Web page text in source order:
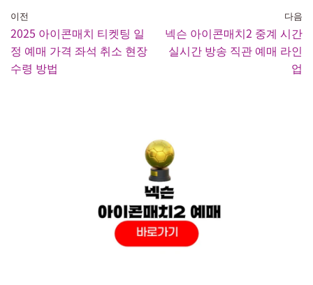
이전
2025 아이콘매치 티켓팅 일
정 예매 가격 좌석 취소 현장
수령 방법
다음
넥슨 아이콘매치2 중계 시간
실시간 방송 직관 예매 라인
업